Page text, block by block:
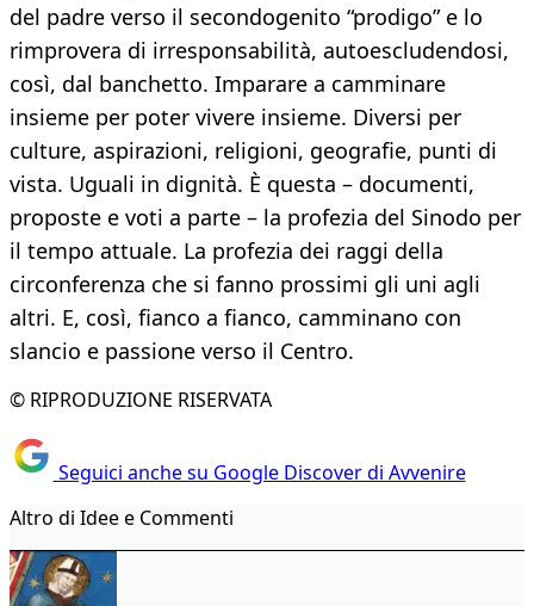
del padre verso il secondogenito “prodigo” e lo
rimprovera di irresponsabilità, autoescludendosi,
così, dal banchetto. Imparare a camminare
insieme per poter vivere insieme. Diversi per
culture, aspirazioni, religioni, geografie, punti di
vista. Uguali in dignità. È questa – documenti,
proposte e voti a parte – la profezia del Sinodo per
il tempo attuale. La profezia dei raggi della
circonferenza che si fanno prossimi gli uni agli
altri. E, così, fianco a fianco, camminano con
slancio e passione verso il Centro.
© RIPRODUZIONE RISERVATA
Seguici anche su Google Discover di Avvenire
Altro di Idee e Commenti